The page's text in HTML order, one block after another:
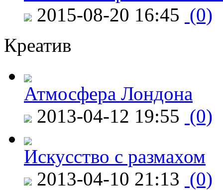
2015-08-20 16:45 (0)
Креатив
Атмосфера Лондона
2013-04-12 19:55 (0)
Искусство с размахом
2013-04-10 21:13 (0)